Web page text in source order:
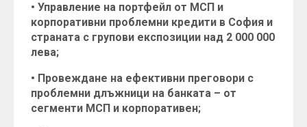
• Управление на портфейл от МСП и
корпоративни проблемни кредити в София и
страната с групови експозиции над 2 000 000
лева;
• Провеждане на ефективни преговори с
проблемни длъжници на банката – от
сегменти МСП и корпоративен;